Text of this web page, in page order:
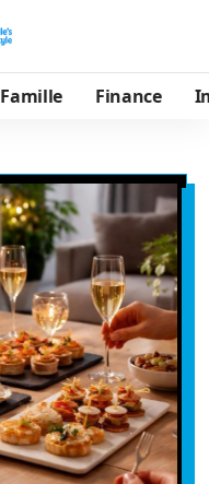
Famille Finance